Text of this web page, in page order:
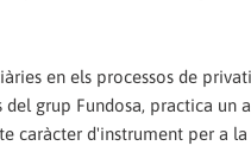
en els processos de
grup Fundosa, practica
caràcter d'instrument per a